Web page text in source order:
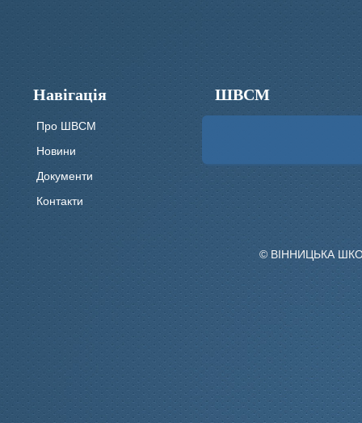
Навігація
Про ШВСМ
Новини
Документи
Контакти
ШВСМ
© ВІННИЦЬКА